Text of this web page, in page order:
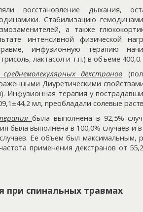
восстановление дыхания,
Стабилизацию
а также
интенсивной физической
инфузионную терапию
лактасол и т.п.) в объеме 400,0.
декстранов
Диуретическими
Инфузионная терапия у
мл, преобладали солевые
была выполнена в 92,5%
была выполнена в 100,0% случаев и
Ее объем был максимальным,
применения декстранов от
при спинальных травмах